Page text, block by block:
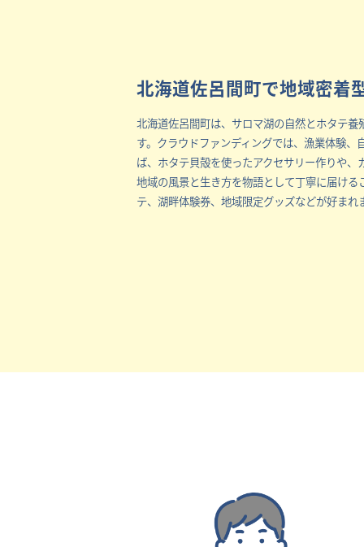
北海道佐呂間町で地域密着
北海道佐呂間町は、サロマ湖の自然とホタテ
す。クラウドファンディングでは、漁業体験
ば、ホタテ貝殻を使ったアクセサリー作りや
地域の風景と生き方を物語として丁寧に届け
テ、湖畔体験券、地域限定グッズなどが好まれ